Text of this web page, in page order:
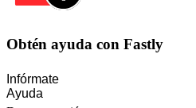
Obtén ayuda con Fastly
Infórmate
Ayuda